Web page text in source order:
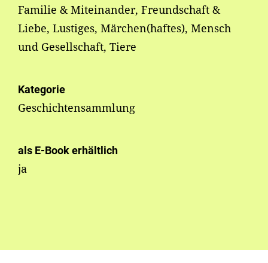
Familie & Miteinander, Freundschaft &
Liebe, Lustiges, Märchen(haftes), Mensch
und Gesellschaft, Tiere
Kategorie
Geschichtensammlung
als E-Book erhältlich
ja